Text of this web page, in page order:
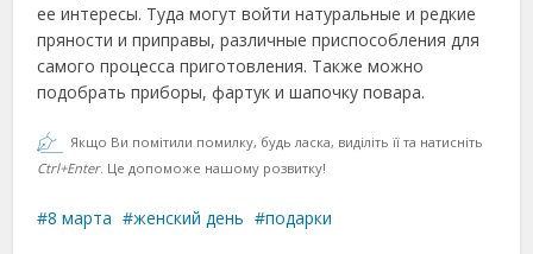
ее интересы. Туда могут войти натуральные и редкие
пряности и приправы, различные приспособления для
самого процесса приготовления. Также можно
подобрать приборы, фартук и шапочку повара.
Якщо Ви помітили помилку, будь ласка, виділіть її та натисніть
Ctrl+Enter. Це допоможе нашому розвитку!
8 марта женский день подарки